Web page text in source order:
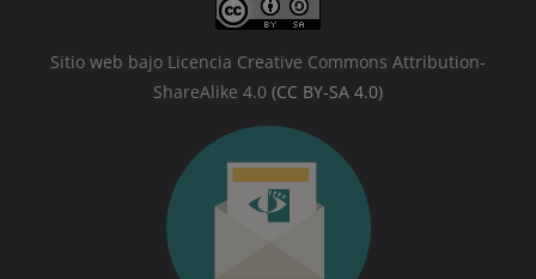
Sitio web bajo Licencia Creative Commons Attribution-
ShareAlike 4.0 (CC BY-SA 4.0)